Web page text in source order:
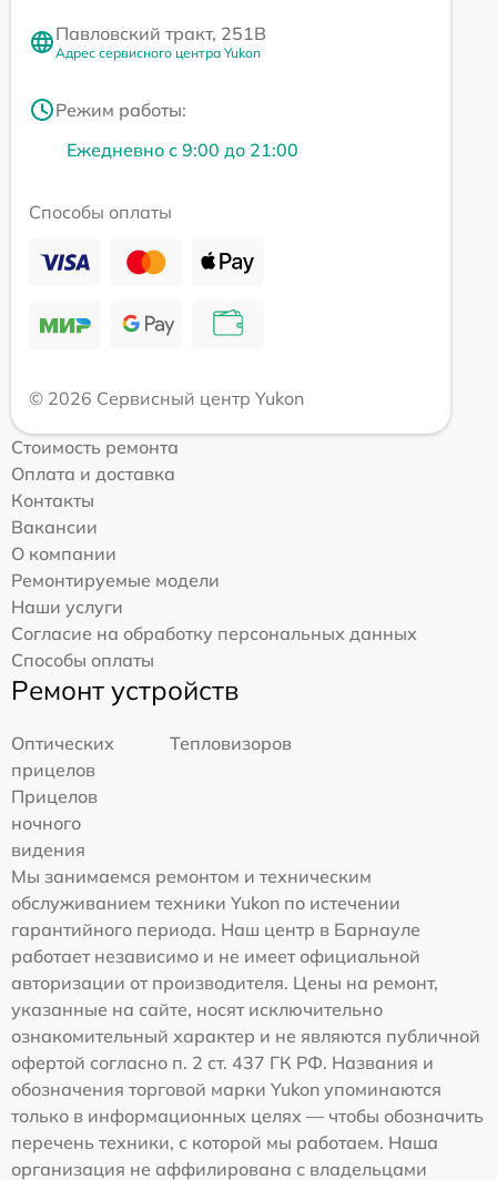
Павловский тракт, 251В
Адрес сервисного центра Yukon
Режим работы:
Ежедневно с 9:00 до 21:00
Способы оплаты
© 2026 Сервисный центр Yukon
Стоимость ремонта
Оплата и доставка
Контакты
Вакансии
О компании
Ремонтируемые модели
Наши услуги
Согласие на обработку персональных данных
Способы оплаты
Ремонт устройств
Оптических
прицелов
Тепловизоров
Прицелов
ночного
видения
Мы занимаемся ремонтом и техническим
обслуживанием техники Yukon по истечении
гарантийного периода. Наш центр в Барнауле
работает независимо и не имеет официальной
авторизации от производителя. Цены на ремонт,
указанные на сайте, носят исключительно
ознакомительный характер и не являются публичной
офертой согласно п. 2 ст. 437 ГК РФ. Названия и
обозначения торговой марки Yukon упоминаются
только в информационных целях — чтобы обозначить
перечень техники, с которой мы работаем. Наша
организация не аффилирована с владельцами